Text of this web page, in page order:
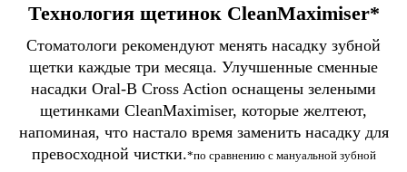
Технология щетинок CleanMaximiser*
Стоматологи рекомендуют менять насадку зубной
щетки каждые три месяца. Улучшенные сменные
насадки Oral-B Cross Action оснащены зелеными
щетинками CleanMaximiser, которые желтеют,
напоминая, что настало время заменить насадку для
превосходной чистки.*по сравнению с мануальной зубной